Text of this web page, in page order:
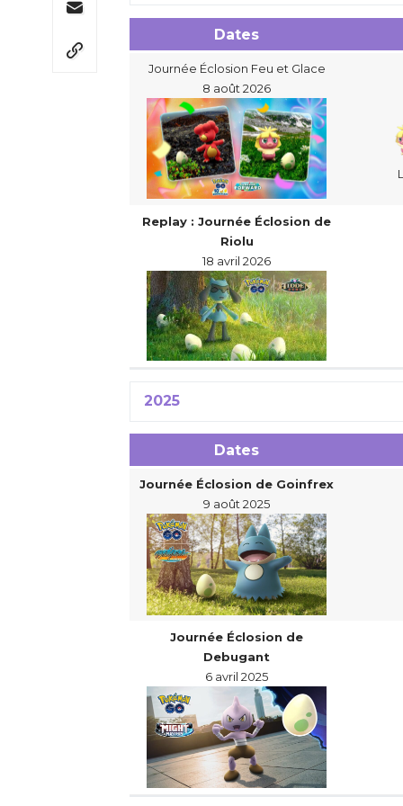
Dates
Journée Éclosion Feu et Glace
8 août 2026
Replay : Journée Éclosion de
Riolu
18 avril 2026
2025
Dates
Journée Éclosion de Goinfrex
9 août 2025
Journée Éclosion de
Debugant
6 avril 2025